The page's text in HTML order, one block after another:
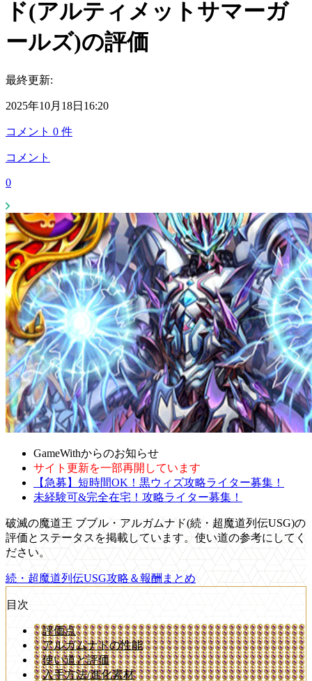
ド(アルティメットサマーガ
ールズ)の評価
最終更新:
2025年10月18日16:20
コメント 0 件
コメント
0
GameWithからのお知らせ
サイト更新を一部再開しています
【急募】短時間OK！黒ウィズ攻略ライター募集！
未経験可&完全在宅！攻略ライター募集！
破滅の魔道王 ブブル・アルガムナド(続・超魔道列伝USG)の
評価とステータスを掲載しています。使い道の参考にしてく
ださい。
続・超魔道列伝USG攻略＆報酬まとめ
目次
評価点
アルガムナドの性能
使い道と評価
入手方法/進化素材